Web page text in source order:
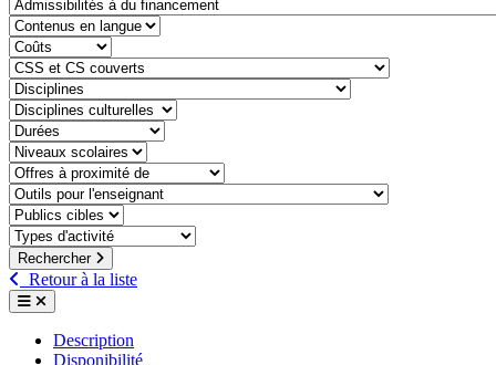
contenu-en-langue
cout
css-et-cs-couvert
discipline
discipline-culturelle
duree
niveaux-scolaires
offre-a-proximite-de
outil-pour-lenseignant
public-cible
type-dactivite
Rechercher
Retour à la liste
Description
Disponibilité